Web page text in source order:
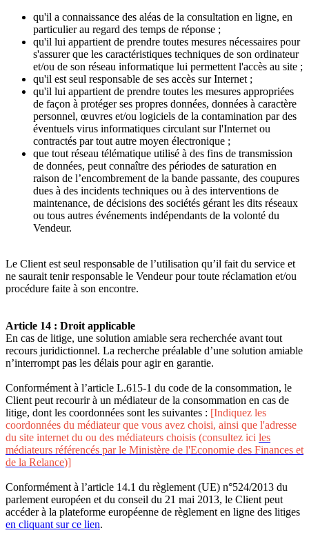
qu'il a connaissance des aléas de la consultation en ligne, en
particulier au regard des temps de réponse ;
qu'il lui appartient de prendre toutes mesures nécessaires pour
s'assurer que les caractéristiques techniques de son ordinateur
et/ou de son réseau informatique lui permettent l'accès au site ;
qu'il est seul responsable de ses accès sur Internet ;
qu'il lui appartient de prendre toutes les mesures appropriées
de façon à protéger ses propres données, données à caractère
personnel, œuvres et/ou logiciels de la contamination par des
éventuels virus informatiques circulant sur l'Internet ou
contractés par tout autre moyen électronique ;
que tout réseau télématique utilisé à des fins de transmission
de données, peut connaître des périodes de saturation en
raison de l’encombrement de la bande passante, des coupures
dues à des incidents techniques ou à des interventions de
maintenance, de décisions des sociétés gérant les dits réseaux
ou tous autres événements indépendants de la volonté du
Vendeur.
Le Client est seul responsable de l’utilisation qu’il fait du service et
ne saurait tenir responsable le Vendeur pour toute réclamation et/ou
procédure faite à son encontre.
Article 14 : Droit applicable
En cas de litige, une solution amiable sera recherchée avant tout
recours juridictionnel. La recherche préalable d’une solution amiable
n’interrompt pas les délais pour agir en garantie.
Conformément à l’article L.615-1 du code de la consommation, le
Client peut recourir à un médiateur de la consommation en cas de
litige, dont les coordonnées sont les suivantes : [Indiquez les
coordonnées du médiateur que vous avez choisi, ainsi que l'adresse
du site internet du ou des médiateurs choisis (consultez ici les
médiateurs référencés par le Ministère de l'Economie des Finances et
de la Relance)]
Conformément à l’article 14.1 du règlement (UE) n°524/2013 du
parlement européen et du conseil du 21 mai 2013, le Client peut
accéder à la plateforme européenne de règlement en ligne des litiges
en cliquant sur ce lien.